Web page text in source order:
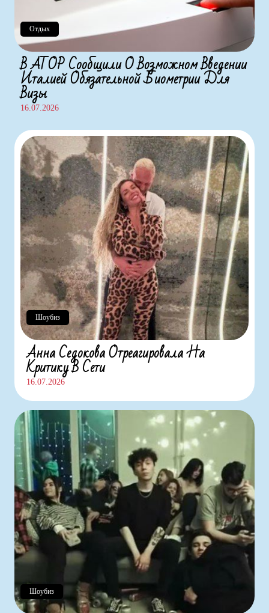
Отдых
В АТОР Сообщили О Возможном Введении
Италией Обязательной Биометрии Для
Визы
16.07.2026
Анна Седокова Отреагировала На
Критику В Сети
16.07.2026
Шоубиз
Шоубиз